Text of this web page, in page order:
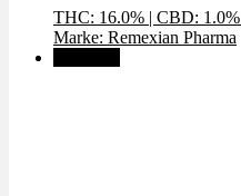
THC: 16.0% | CBD: 1.0%
Marke: Remexian Pharma